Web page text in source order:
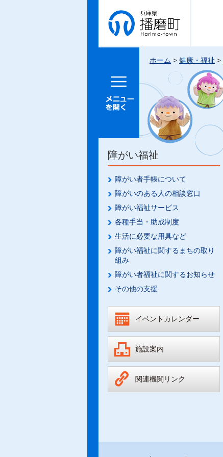
兵庫県 播
磨町
メニュー
ホーム > 健康・福祉 >
障がい福祉
障がい者手帳について
障がいのある人の相談窓口
障がい福祉サービス
各種手当・助成制度
生活に必要な用具など
障がい福祉に関するまちの取り
組み
障がい者福祉に関するお知らせ
その他の支援
イベントカレンダー
施設案内
関連機関リンク